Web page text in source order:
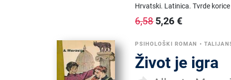
Hrvatski. Latinica.Tvrde
6,585,26 €
PSIHOLOŠKI ROMAN •
Život je igra